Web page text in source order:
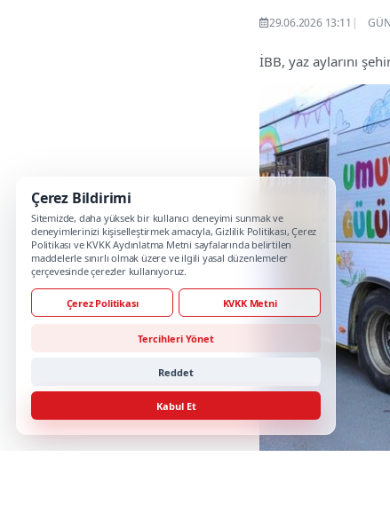
29.06.2026 13:11
İBB, yaz aylarını
Çerez Bildirimi
Sitemizde, daha yüksek bir kullanıcı deneyimi sunmak ve
deneyimlerinizi kişiselleştirmek amacıyla, Gizlilik Politikası, Çerez
Politikası ve KVKK Aydınlatma Metni sayfalarında belirtilen
maddelerle sınırlı olmak üzere ve ilgili yasal düzenlemeler
çerçevesinde çerezler kullanıyoruz.
Çerez Politikası KVKK Metni
Tercihleri Yönet
Reddet
Kabul Et